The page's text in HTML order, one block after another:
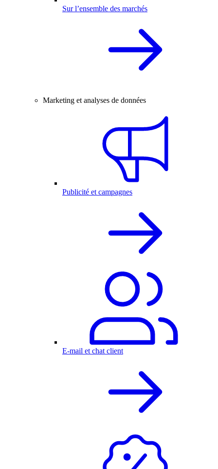
Sur l’ensemble des marchés
Marketing et analyses de données
Publicité et campagnes
E-mail et chat client